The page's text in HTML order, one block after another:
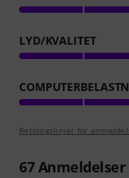
LYD/KVALITET
Retningslinjer for
67Anmeldelser